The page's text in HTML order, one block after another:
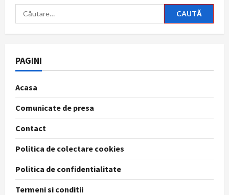
Caută
după:
PAGINI
Acasa
Comunicate de presa
Contact
Politica de colectare cookies
Politica de confidentialitate
Termeni si conditii